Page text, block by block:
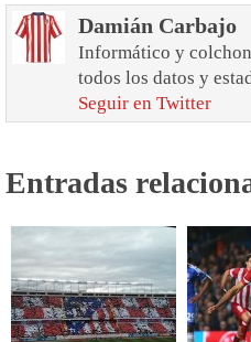
Damián Carbajo
Informático y
todos los datos y
Seguir en Twitter
Entradas